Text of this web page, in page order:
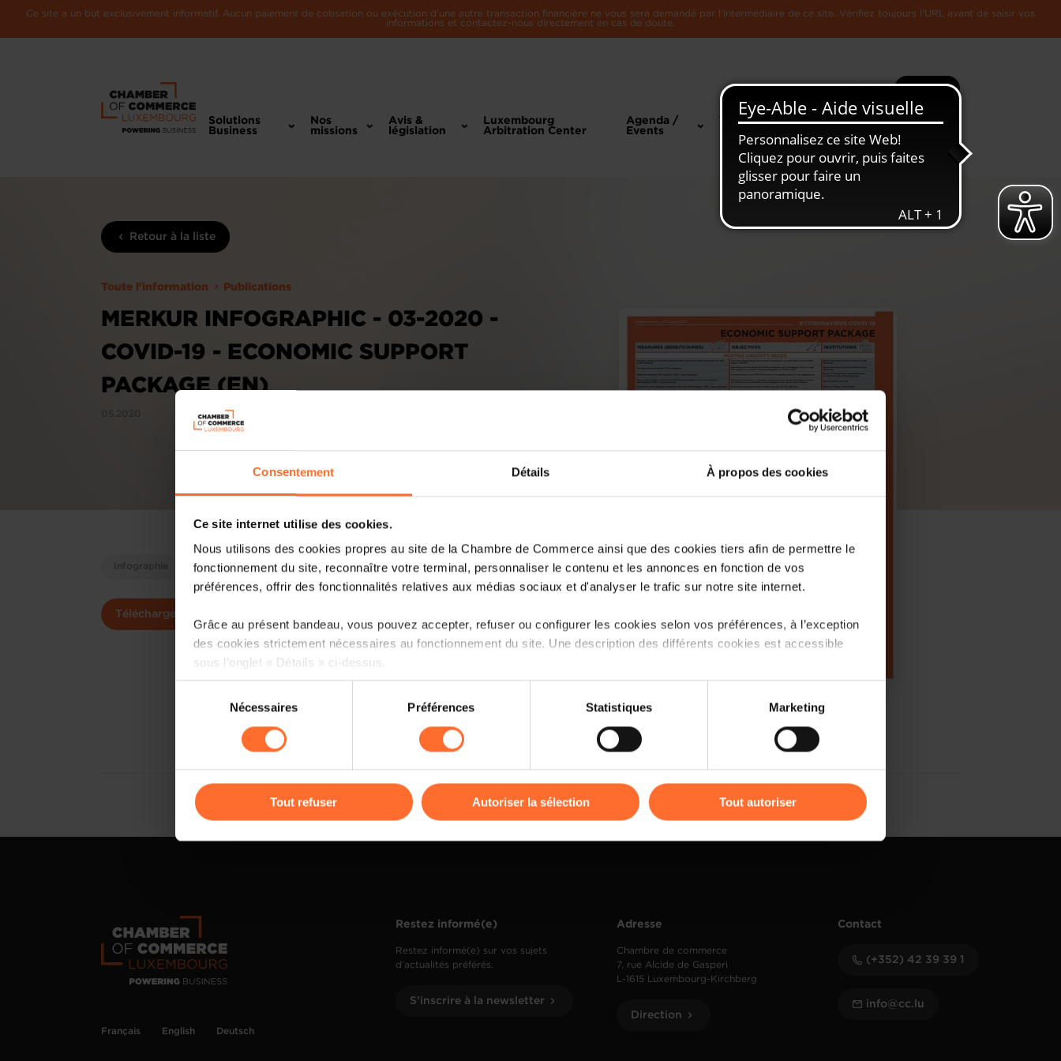
Consentement Détails À propos des cookies
Ce site internet utilise des cookies.
Nous utilisons des cookies propres au site de la Chambre de Commerce ainsi que des cookies tiers afin de permettre le
fonctionnement du site, reconnaître votre terminal, personnaliser le contenu et les annonces en fonction de vos
préférences, offrir des fonctionnalités relatives aux médias sociaux et d'analyser le trafic sur notre site internet.
Grâce au présent bandeau, vous pouvez accepter, refuser ou configurer les cookies selon vos préférences, à l’exception
des cookies strictement nécessaires au fonctionnement du site. Une description des différents cookies est accessible
sous l’onglet « Détails » ci-dessus.
Il est précisé que la navigation sur le site et certaines fonctionnalités (ex : lecture de vidéos, partage sur les réseaux
cas de refus de tous les cookies ou des cookies non nécessaires.
gauche de chaque page.
consentement
Nécessaires Préférences Statistiques Marketing
Tout refuser Autoriser la sélection Tout autoriser
Ce site a un but exclusivement informatif. Aucun paiement de cotisation ou exécution d'une autre transaction financière ne vous sera demandé par l'intermédiaire de ce site. Vérifiez toujours l'URL avant de saisir vos
informations et contactez-nous directement en cas de doute.
Recherche Plus
Solutions
Business
Nos
missions
Avis &
législation
Luxembourg
Arbitration Center
Agenda /
Events
Toute
L'Economie
Retour à la liste
Toute l'information Publications
MERKUR INFOGRAPHIC - 03-2020 -
COVID-19 - ECONOMIC SUPPORT
PACKAGE (EN)
Infographie
Télécharger
PDF, 526.2 Ko
Français English Deutsch
Restez informé(e)
Restez informé(e) sur vos sujets
d’actualités préférés.
S'inscrire à la newsletter
Adresse
Chambre de commerce
7, rue Alcide de Gasperi
L-1615 Luxembourg-Kirchberg
Direction
Contact
(+352) 42 39 39 1
info@cc.lu